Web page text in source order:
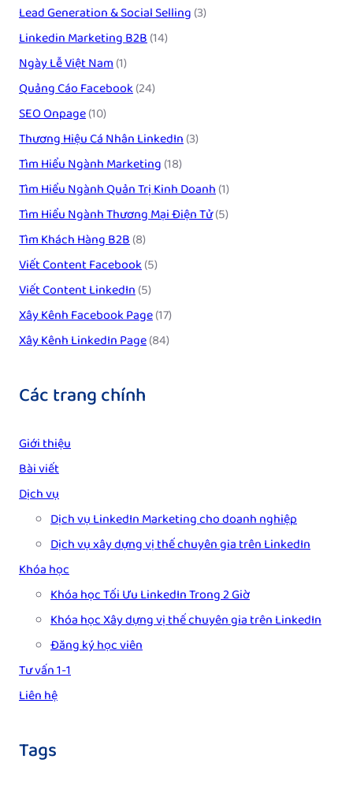
Lead Generation & Social Selling(3)
Linkedin Marketing B2B(14)
Ngày Lễ Việt Nam(1)
Quảng Cáo Facebook(24)
SEO Onpage(10)
Thương Hiệu Cá Nhân LinkedIn(3)
Tìm Hiểu Ngành Marketing(18)
Tìm Hiểu Ngành Quản Trị Kinh Doanh(1)
Tìm Hiểu Ngành Thương Mại Điện Tử(5)
Tìm Khách Hàng B2B(8)
Viết Content Facebook(5)
Viết Content LinkedIn(5)
Xây Kênh Facebook Page(17)
Xây Kênh LinkedIn Page(84)
Các trang chính
Giới thiệu
Bài viết
Dịch vụ
Dịch vụ LinkedIn Marketing cho doanh nghiệp
Dịch vụ xây dựng vị thế chuyên gia trên LinkedIn
Khóa học
Khóa học Tối Ưu LinkedIn Trong 2 Giờ
Khóa học Xây dựng vị thế chuyên gia trên LinkedIn
Đăng ký học viên
Tư vấn 1-1
Liên hệ
Tags